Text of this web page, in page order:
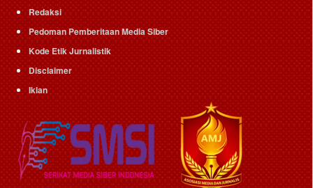
Redaksi
Pedoman Pemberitaan Media Siber
Kode Etik Jurnalistik
Disclaimer
Iklan